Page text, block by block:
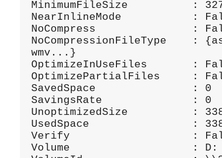
MinimumFileSize          :
NearInlineMode           :
NoCompress               :
NoCompressionFileType    :
wmv...}
OptimizeInUseFiles       :
OptimizePartialFiles     :
SavedSpace               : 0
SavingsRate              : 0
UnoptimizedSize          :
UsedSpace                :
Verify                   :
Volume                   : D: